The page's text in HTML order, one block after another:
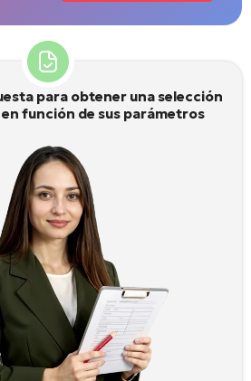
para obtener una selección
función de sus parámetros